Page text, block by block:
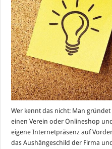
Wer kennt das nicht: Man
einen Verein oder Onlineshop
eigene Internetpräsenz auf
das Aushängeschild der Firma